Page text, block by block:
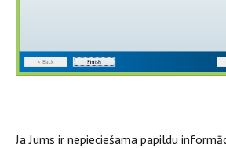
Ja Jums ir nepieciešama papildu